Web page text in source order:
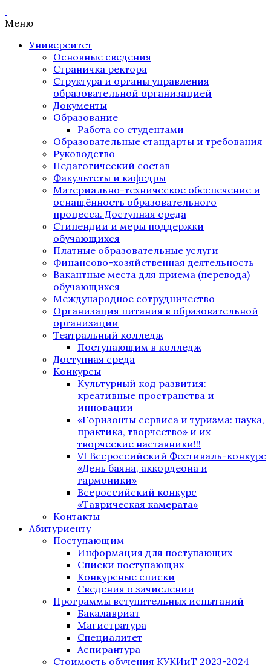
Меню
Университет
Основные сведения
Страничка ректора
Структура и органы управления
образовательной организацией
Документы
Образование
Работа со студентами
Образовательные стандарты и требования
Руководство
Педагогический состав
Факультеты и кафедры
Материально-техническое обеспечение и
оснащённость образовательного
процесса. Доступная среда
Стипендии и меры поддержки
обучающихся
Платные образовательные услуги
Финансово-хозяйственная деятельность
Вакантные места для приема (перевода)
обучающихся
Международное сотрудничество
Организация питания в образовательной
организации
Театральный колледж
Поступающим в колледж
Доступная среда
Конкурсы
Культурный код развития:
креативные пространства и
инновации
«Горизонты сервиса и туризма: наука,
практика, творчество» и их
творческие наставники!!!
VI Всероссийский Фестиваль-конкурс
«День баяна, аккордеона и
гармоники»
Всероссийский конкурс
«Таврическая камерата»
Контакты
Абитуриенту
Поступающим
Информация для поступающих
Списки поступающих
Конкурсные списки
Сведения о зачислении
Программы вступительных испытаний
Бакалавриат
Магистратура
Специалитет
Аспирантура
Стоимость обучения КУКИиТ 2023-2024